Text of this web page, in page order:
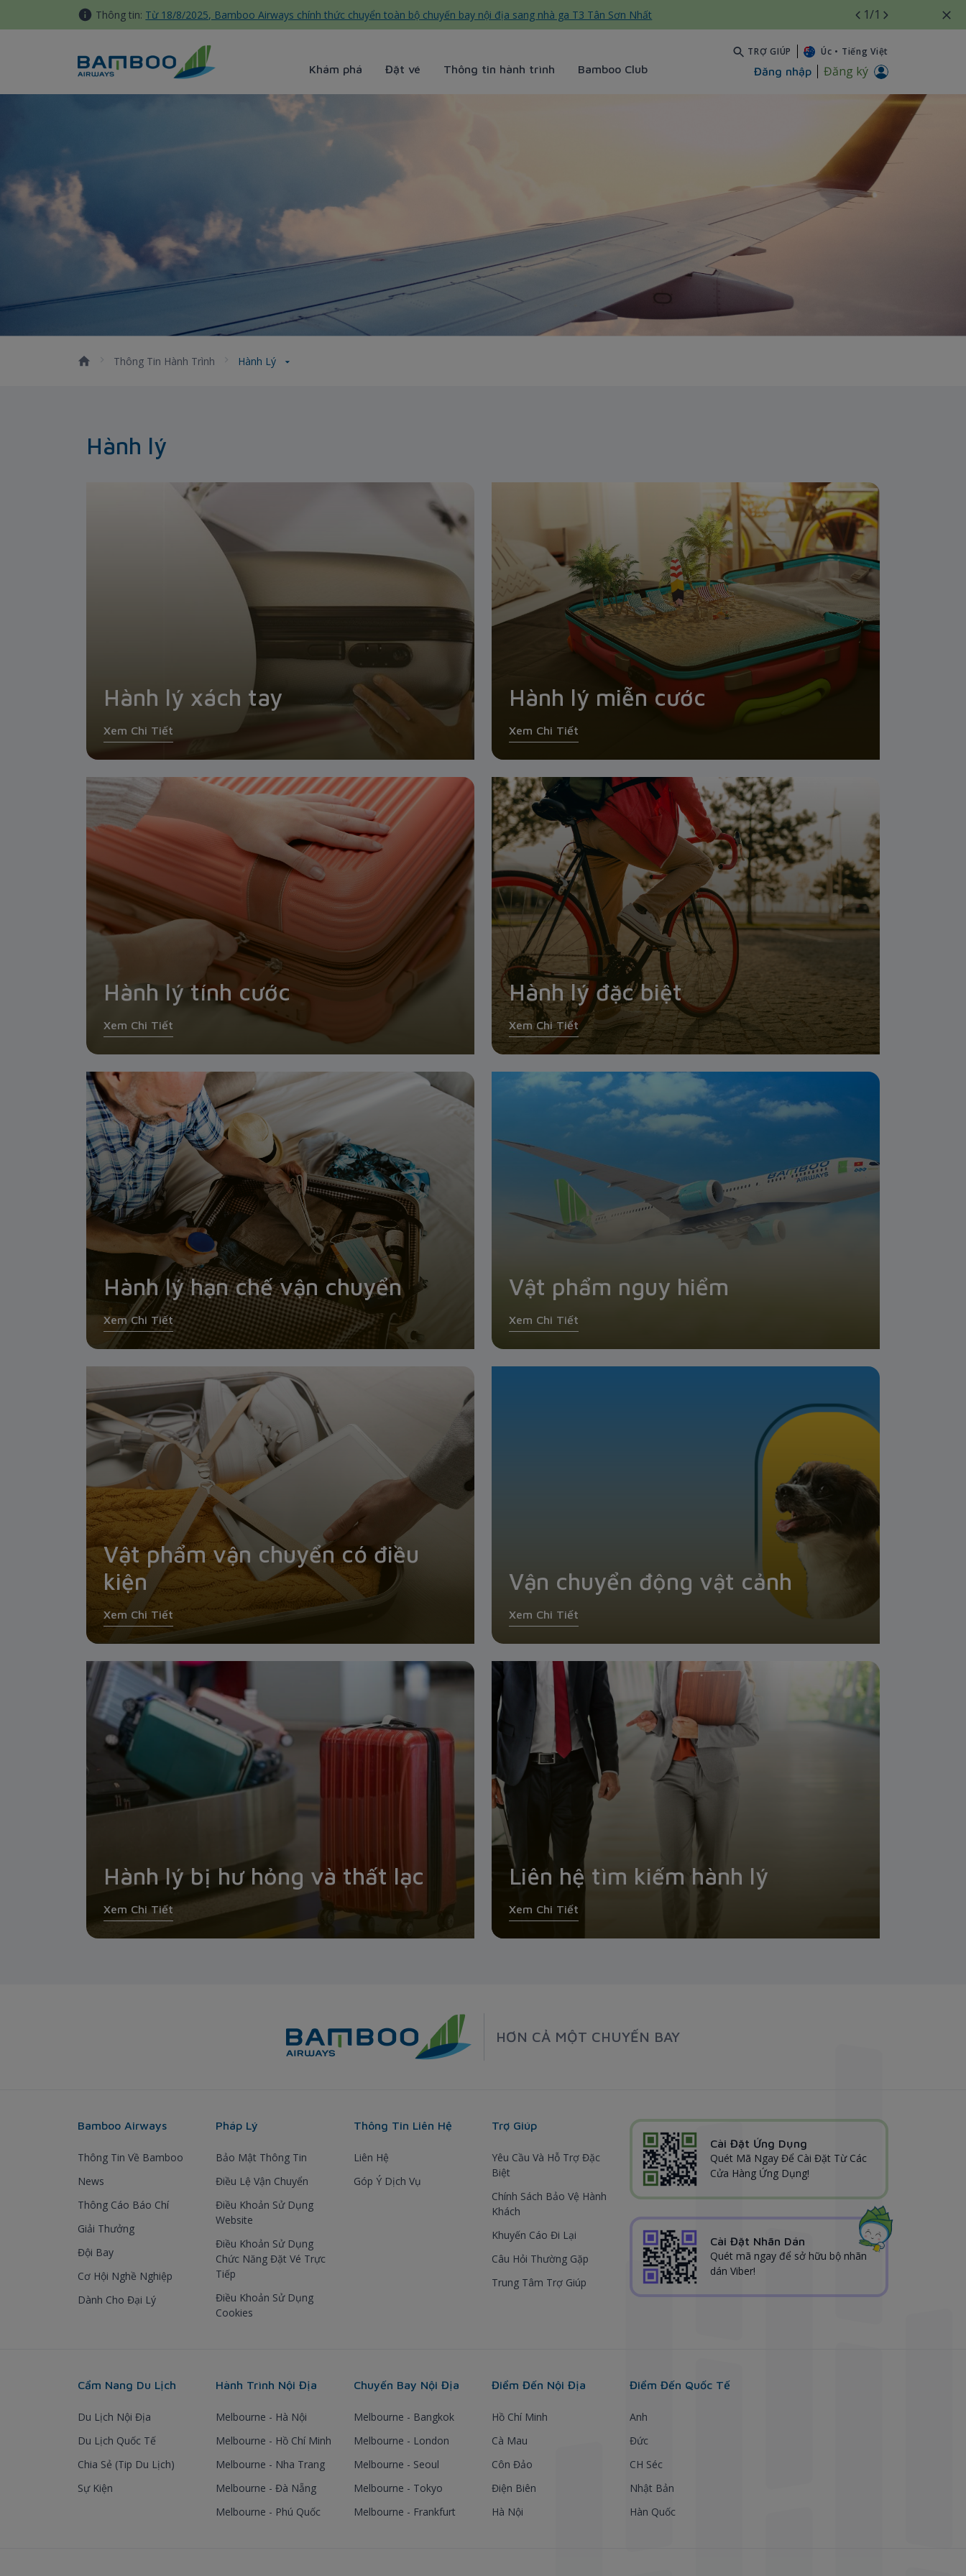
Truy cập nội dung luôn
Thông tin: Từ 18/8/2025, Bamboo Airways chính thức chuyển toàn bộ chuyến bay nội địa sang nhà ga T3 Tân Sơn Nhất 1/1
Khám phá Đặt vé Thông tin hành trình Bamboo Club
TRỢ GIÚP Úc • Tiếng Việt
Đăng nhập Đăng ký
Hành lý - Bamboo Airways
Thông Tin Hành Trình Hành Lý
Hành lý
Hành lý xách tay
Xem Chi Tiết
Hành lý miễn cước
Xem Chi Tiết
Hành lý tính cước
Xem Chi Tiết
Hành lý đặc biệt
Xem Chi Tiết
Hành lý hạn chế vận chuyển
Xem Chi Tiết
Vật phẩm nguy hiểm
Xem Chi Tiết
Vật phẩm vận chuyển có điều
kiện
Xem Chi Tiết
Vận chuyển động vật cảnh
Xem Chi Tiết
Hành lý bị hư hỏng và thất lạc
Xem Chi Tiết
Liên hệ tìm kiếm hành lý
Xem Chi Tiết
HƠN CẢ MỘT CHUYẾN BAY
Bamboo Airways
Thông Tin Về Bamboo
News
Thông Cáo Báo Chí
Giải Thưởng
Đội Bay
Cơ Hội Nghề Nghiệp
Dành Cho Đại Lý
Pháp Lý
Bảo Mật Thông Tin
Điều Lệ Vận Chuyển
Điều Khoản Sử Dụng
Website
Điều Khoản Sử Dụng
Chức Năng Đặt Vé Trực
Tiếp
Điều Khoản Sử Dụng
Cookies
Thông Tin Liên Hệ
Liên Hệ
Góp Ý Dịch Vụ
Trợ Giúp
Yêu Cầu Và Hỗ Trợ Đặc
Biệt
Chính Sách Bảo Vệ Hành
Khách
Khuyến Cáo Đi Lại
Câu Hỏi Thường Gặp
Trung Tâm Trợ Giúp
Cài Đặt Ứng Dụng
Quét Mã Ngay Để Cài Đặt Từ Các
Cửa Hàng Ứng Dụng!
Cài Đặt Nhãn Dán
Quét mã ngay để sở hữu bộ nhãn
dán Viber!
Cẩm Nang Du Lịch
Du Lịch Nội Địa
Du Lịch Quốc Tế
Chia Sẻ (Tip Du Lịch)
Sự Kiện
Hành Trình Nội Địa
Melbourne - Hà Nội
Melbourne - Hồ Chí Minh
Melbourne - Nha Trang
Melbourne - Đà Nẵng
Melbourne - Phú Quốc
Chuyến Bay Nội Địa
Melbourne - Bangkok
Melbourne - London
Melbourne - Seoul
Melbourne - Tokyo
Melbourne - Frankfurt
Điểm Đến Nội Địa
Hồ Chí Minh
Cà Mau
Côn Đảo
Điện Biên
Hà Nội
Điểm Đến Quốc Tế
Anh
Đức
CH Séc
Nhật Bản
Hàn Quốc